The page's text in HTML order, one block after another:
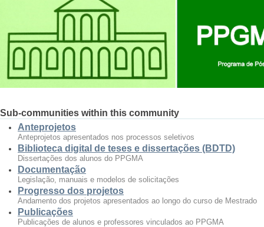
Sub-communities within this community
Anteprojetos
Anteprojetos apresentados nos processos seletivos
Biblioteca digital de teses e dissertações (BDTD)
Dissertações dos alunos do PPGMA
Documentação
Legislação, manuais e modelos de solicitações
Progresso dos projetos
Andamento dos projetos apresentados ao longo do curso de Mestrado
Publicações
Publicações de alunos e professores vinculados ao PPGMA